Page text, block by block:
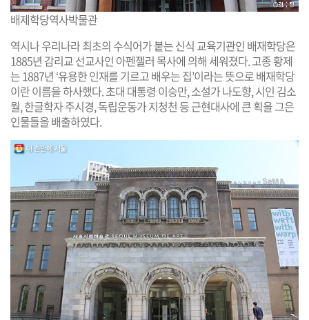
배제학당역사박물관
역시나 우리나라 최초의 수식어가 붙는 신식 교육기관인 배재학당은
1885년 감리교 선교사인 아펜젤러 목사에 의해 세워졌다. 고종 황제
는 1887년 ‘유용한 인재를 기르고 배우는 집’이라는 뜻으로 배재학당
이란 이름을 하사했다. 초대 대통령 이승만, 소설가 나도향, 시인 김소
월, 한글학자 주시경, 독립운동가 지청천 등 근현대사에 큰 획을 그은
인물들을 배출하였다.